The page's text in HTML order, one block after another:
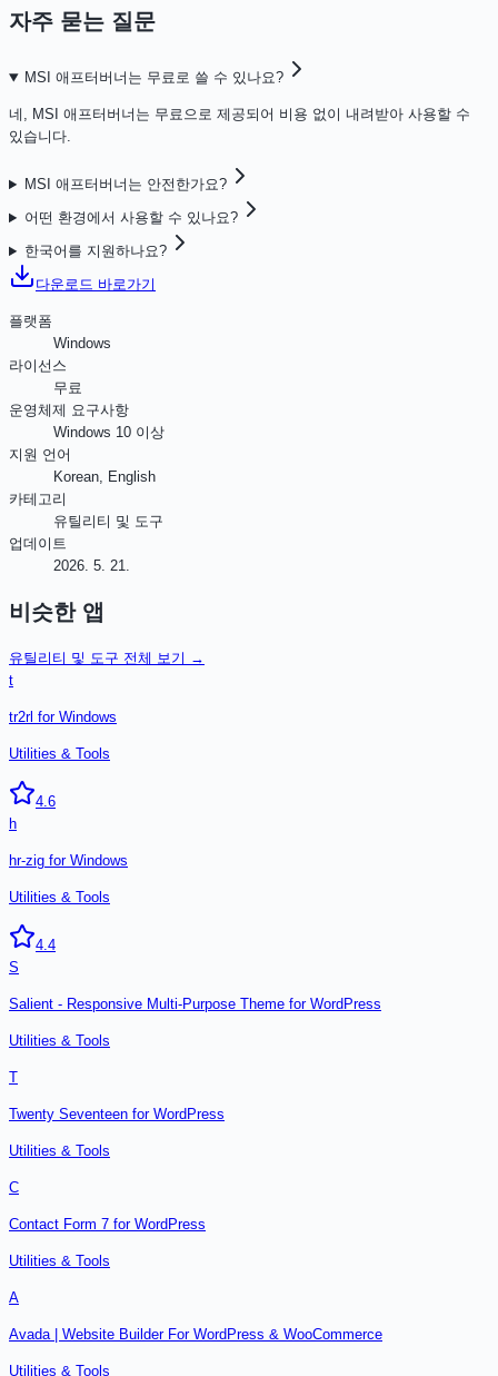
자주 묻는 질문
MSI 애프터버너는 무료로 쓸 수 있나요?
네, MSI 애프터버너는 무료으로 제공되어 비용 없이 내려받아 사용할 수
있습니다.
MSI 애프터버너는 안전한가요?
어떤 환경에서 사용할 수 있나요?
한국어를 지원하나요?
다운로드 바로가기
플랫폼
Windows
라이선스
무료
운영체제 요구사항
Windows 10 이상
지원 언어
Korean, English
카테고리
유틸리티 및 도구
업데이트
2026. 5. 21.
비슷한 앱
유틸리티 및 도구 전체 보기 →
t
tr2rl for Windows
Utilities & Tools
4.6
h
hr-zig for Windows
Utilities & Tools
4.4
S
Salient - Responsive Multi-Purpose Theme for WordPress
Utilities & Tools
T
Twenty Seventeen for WordPress
Utilities & Tools
C
Contact Form 7 for WordPress
Utilities & Tools
A
Avada | Website Builder For WordPress & WooCommerce
Utilities & Tools